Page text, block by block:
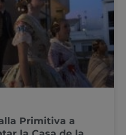
Primitiva a